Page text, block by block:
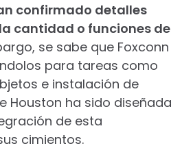
confirmado detalles
cantidad o funciones de
se sabe que Foxconn
para tareas como
e instalación de
Houston ha sido diseñada
de esta
cimientos.